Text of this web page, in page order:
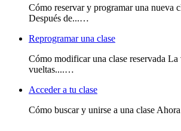
Cómo reservar y programar una nueva
Después de...…
Reprogramar una clase
Cómo modificar una clase reservada La
vueltas....…
Acceder a tu clase
Cómo buscar y unirse a una clase